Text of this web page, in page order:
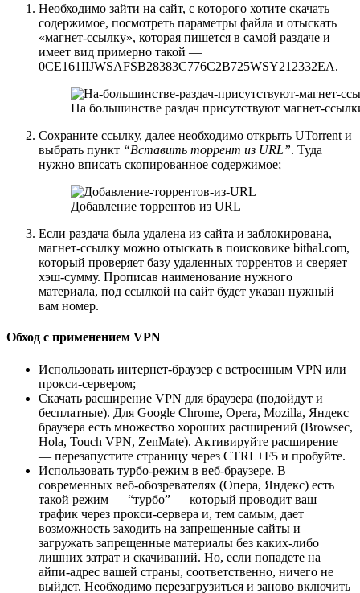
Необходимо зайти на сайт, с которого хотите скачать
содержимое, посмотреть параметры файла и отыскать
«магнет-ссылку», которая пишется в самой раздаче и
имеет вид примерно такой —
0CE161IIJWSAFSB28383C776C2B725WSY212332EA.
На большинстве раздач присутствуют магнет-
Сохраните ссылку, далее необходимо открыть UTorrent и
выбрать пункт “Вставить торрент из URL”. Туда
нужно вписать скопированное содержимое;
Добавление торрентов из URL
Если раздача была удалена из сайта и заблокирована,
магнет-ссылку можно отыскать в поисковике bithal.com,
который проверяет базу удаленных торрентов и сверяет
хэш-сумму. Прописав наименование нужного
материала, под ссылкой на сайт будет указан нужный
вам номер.
Обход с применением VPN
Использовать интернет-браузер с встроенным VPN или
прокси-сервером;
Скачать расширение VPN для браузера (подойдут и
бесплатные). Для Google Chrome, Opera, Mozilla, Яндекс
браузера есть множество хороших расширений (Browsec,
Hola, Touch VPN, ZenMate). Активируйте расширение
— перезапустите страницу через CTRL+F5 и пробуйте.
Использовать турбо-режим в веб-браузере. В
современных веб-обозревателях (Опера, Яндекс) есть
такой режим — “турбо” — который проводит ваш
трафик через прокси-сервера и, тем самым, дает
возможность заходить на запрещенные сайты и
загружать запрещенные материалы без каких-либо
лишних затрат и скачиваний. Но, если попадете на
айпи-адрес вашей страны, соответственно, ничего не
выйдет. Необходимо перезагрузиться и заново включить